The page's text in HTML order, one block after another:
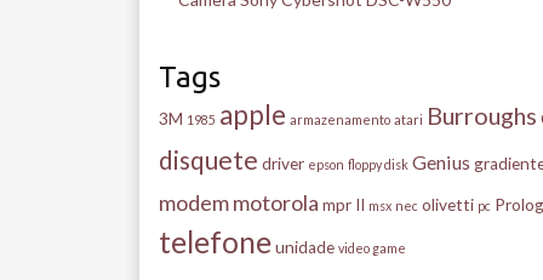
Tags
3M 1985 apple armazenamento atari Burroughs
disquete driver epson floppy disk Genius
modemmotorola mpr II msx nec olivetti pc
telefoneunidade video game